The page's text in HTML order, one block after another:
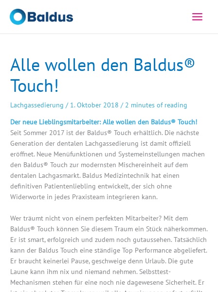
Inhalt
springen
Alle wollen den Baldus®
Touch!
Lachgassedierung / 1. Oktober 2018/ 2 minutes of reading
Der neue Lieblingsmitarbeiter: Alle wollen den Baldus® Touch!
Seit Sommer 2017 ist der Baldus® Touch erhältlich. Die nächste
Generation der dentalen Lachgassedierung ist damit offiziell
eröffnet. Neue Menüfunktionen und Systemeinstellungen machen
den Baldus® Touch zur modernsten Mischereinheit auf dem
dentalen Lachgasmarkt. Baldus Medizintechnik hat einen
definitiven Patientenliebling entwickelt, der sich ohne
Widerworte in jedes Praxisteam integrieren kann.
Wer träumt nicht von einem perfekten Mitarbeiter? Mit dem
Baldus® Touch können Sie diesem Traum ein Stück näherkommen.
Er ist smart, erfolgreich und zudem noch gutaussehen. Tatsächlich
kann der Baldus Touch eine ständige Top Performance abgeliefert.
Er braucht keinerlei Pause, geschweige denn Urlaub. Die gute
Laune kann ihm nix und niemand nehmen. Selbsttest-
Mechanismen stehen für eine noch nie dagewesene Sicherheit. Er